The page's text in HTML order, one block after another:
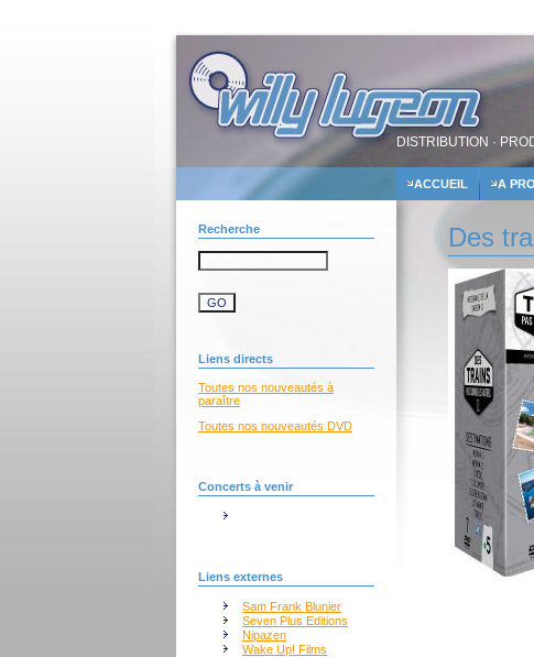
DISTRIBUTION ·
ACCUEIL A
Recherche
Liens directs
Toutes nos nouveautés à
paraître
Toutes nos nouveautés DVD
Concerts à venir
Liens externes
Sam Frank Blunier
Seven Plus Editions
Nipazen
Wake Up! Films
Des